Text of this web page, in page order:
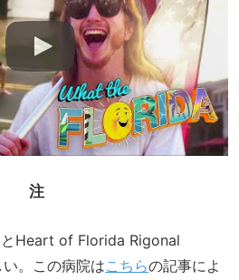
注
Heart of Florida Rigonal
。この病院はこちらの記事によ